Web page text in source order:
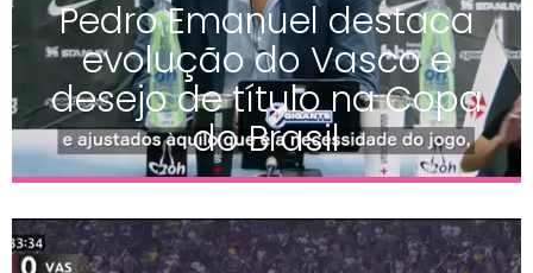
Pedro Emanuel destaca
evolução do Vasco e
desejo de título na Copa
do Brasil